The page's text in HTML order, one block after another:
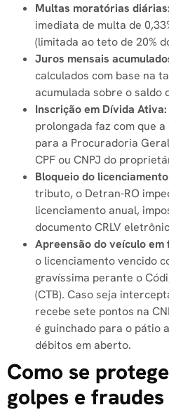
Multas moratórias diárias:
imediata de multa de
(limitada ao teto de 20%
Juros mensais
calculados com base na
acumulada sobre o saldo
Inscrição em Dívida Ativa:
prolongada faz com que
para a Procuradoria
CPF ou CNPJ do
Bloqueio do licenciamento
tributo, o Detran-RO
licenciamento anual,
documento CRLV
Apreensão do veículo em
o licenciamento vencido
gravíssima perante o
(CTB). Caso seja
recebe sete pontos na
é guinchado para o pátio
débitos em aberto.
Como se
golpes e